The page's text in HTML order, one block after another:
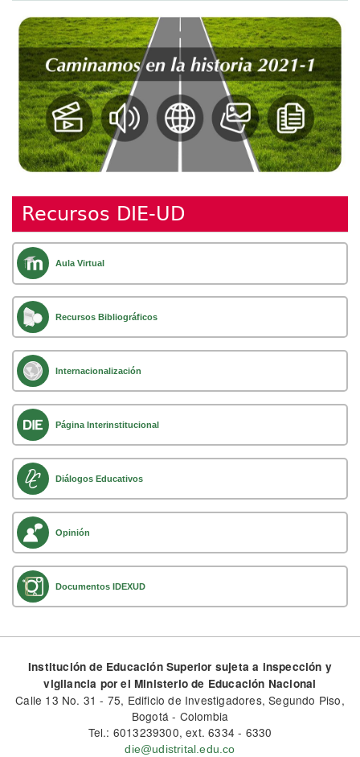
Recursos DIE-UD
Aula Virtual
Recursos Bibliográficos
Internacionalización
Página Interinstitucional
Diálogos Educativos
Opinión
Documentos IDEXUD
Institución de Educación Superior sujeta a inspección y
vigilancia por el Ministerio de Educación Nacional
Calle 13 No. 31 - 75, Edificio de Investigadores, Segundo Piso,
Bogotá - Colombia
Tel.: 6013239300, ext. 6334 - 6330
die@udistrital.edu.co